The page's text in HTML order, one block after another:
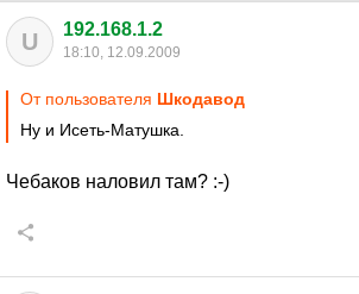
U 192.168.1.2
18:10, 12.09.2009
От пользователя Шкодавод
Ну и Исеть-Матушка.
Чебаков наловил там? :-)